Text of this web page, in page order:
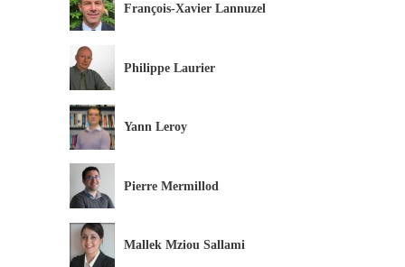
François-Xavier Lannuzel
Philippe Laurier
Yann Leroy
Pierre Mermillod
Mallek Mziou Sallami